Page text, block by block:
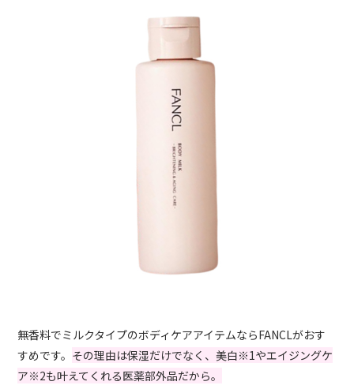
無香料でミルクタイプのボディケアアイテムならFANCLがおす
すめです。 その理由は保湿だけでなく、美白※1やエイジングケ
ア※2も叶えてくれる医薬部外品だから。